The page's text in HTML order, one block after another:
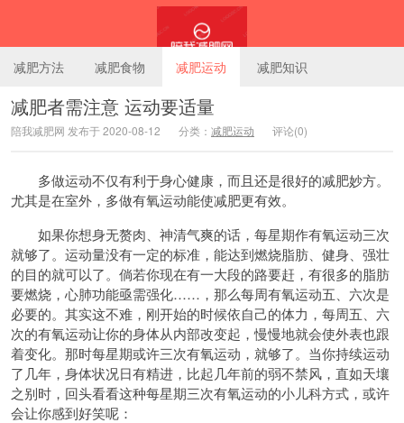
陪我减肥网
减肥方法 减肥食物 减肥运动 减肥知识
减肥者需注意 运动要适量
陪我减肥网 发布于 2020-08-12 分类： 减肥运动 评论(0)
多做运动不仅有利于身心健康，而且还是很好的减肥妙方。
尤其是在室外，多做有氧运动能使减肥更有效。
如果你想身无赘肉、神清气爽的话，每星期作有氧运动三次
就够了。运动量没有一定的标准，能达到燃烧脂肪、健身、强壮
的目的就可以了。倘若你现在有一大段的路要赶，有很多的脂肪
要燃烧，心肺功能亟需强化……，那么每周有氧运动五、六次是
必要的。其实这不难，刚开始的时候依自己的体力，每周五、六
次的有氧运动让你的身体从内部改变起，慢慢地就会使外表也跟
着变化。那时每星期或许三次有氧运动，就够了。当你持续运动
了几年，身体状况日有精进，比起几年前的弱不禁风，直如天壤
之别时，回头看看这种每星期三次有氧运动的小儿科方式，或许
会让你感到好笑呢：